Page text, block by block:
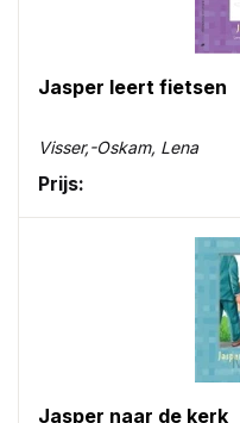
Jasper leert fietsen
Visser,-Oskam, Lena
Prijs:
Jasper naar de kerk